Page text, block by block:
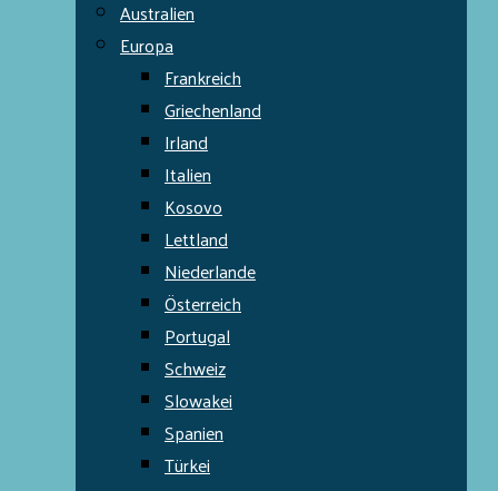
Australien
Europa
Frankreich
Griechenland
Irland
Italien
Kosovo
Lettland
Niederlande
Österreich
Portugal
Schweiz
Slowakei
Spanien
Türkei